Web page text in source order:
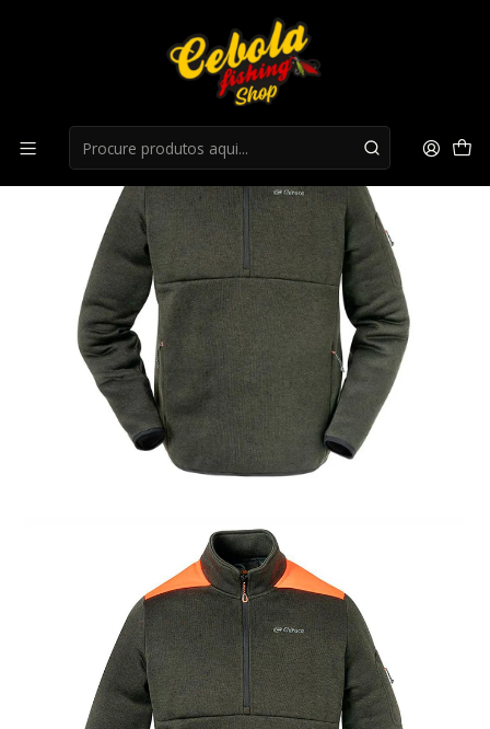
Casaco Chiruca Circe 08 - Verde